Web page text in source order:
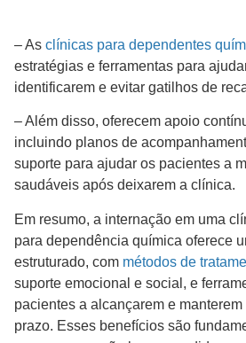
– As clínicas para dependentes
estratégias e ferramentas para
identificarem e evitar gatilhos de
– Além disso, oferecem apoio
incluindo planos de
suporte para ajudar os pacientes a
saudáveis após deixarem a clínica.
Em resumo, a internação em uma
para dependência química oferece
estruturado, com métodos de
suporte emocional e social, e
pacientes a alcançarem e
prazo. Esses benefícios são